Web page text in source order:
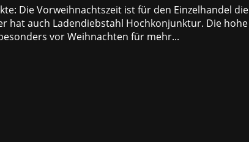
Die Vorweihnachtszeit ist für den Einzelhandel die
hat auch Ladendiebstahl Hochkonjunktur. Die hohe
vor Weihnachten für mehr...